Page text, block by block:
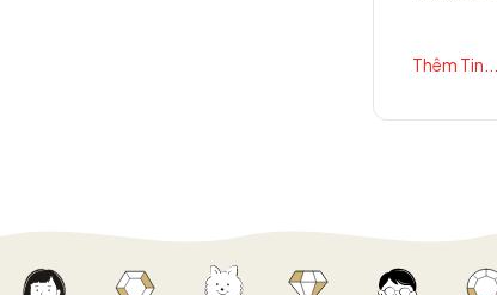
Thêm Tin...